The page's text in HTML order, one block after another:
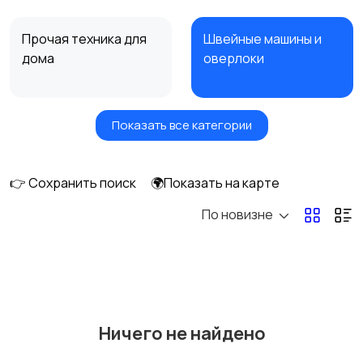
Прочая техника для
дома
Швейные машины и
оверлоки
Пылесосы
Показать все категории
👉 Сохранить поиск
🌍Показать на карте
По новизне
Ничего не найдено